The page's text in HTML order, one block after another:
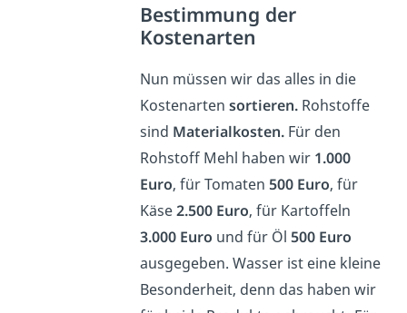
Bestimmung der
Kostenarten
Nun müssen wir das alles in die
Kostenarten sortieren.Rohstoffe
sind Materialkosten.Für den
Rohstoff Mehl haben wir1.000
Euro, für Tomaten 500 Euro, für
Käse2.500 Euro, für Kartoffeln
3.000 Euro und für Öl 500 Euro
ausgegeben. Wasser ist eine kleine
Besonderheit, denn das haben wir